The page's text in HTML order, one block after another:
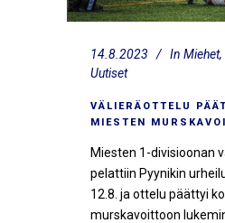
14.8.2023 In Miehet,
Uutiset
VÄLIERÄOTTELU
MIESTEN
Miesten 1-divisioonan
pelattiin Pyynikin
12.8. ja ottelu päättyi
murskavoittoon